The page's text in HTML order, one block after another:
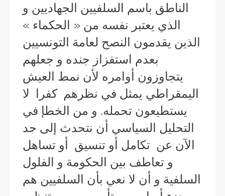
الناطق باسم السلفيين الجهاديين و
الذي يعتبر نفسه من « الحكماء »
الذين يقدمون النصح لعامة التونسيين
بعدم استفزاز جنده و جعلهم
يتجاوزون أوامره لأن نمط العيش
اليمقراطي يمثل في نظرهم كفرا لا
يستطيعون تحمله. و من الخطإ في
التحليل السياسي أن نتحدث إلى حد
الآن عن تكامل أو تنسيق أو تساهل
و تعاطف بين الحكومة و الفلول
السلفية و أن لا نعي بأن السلفيين هم